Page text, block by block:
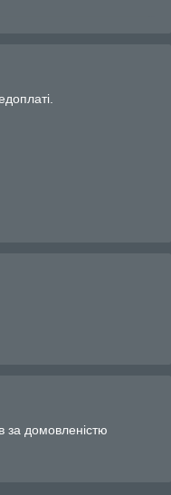
за домовленістю